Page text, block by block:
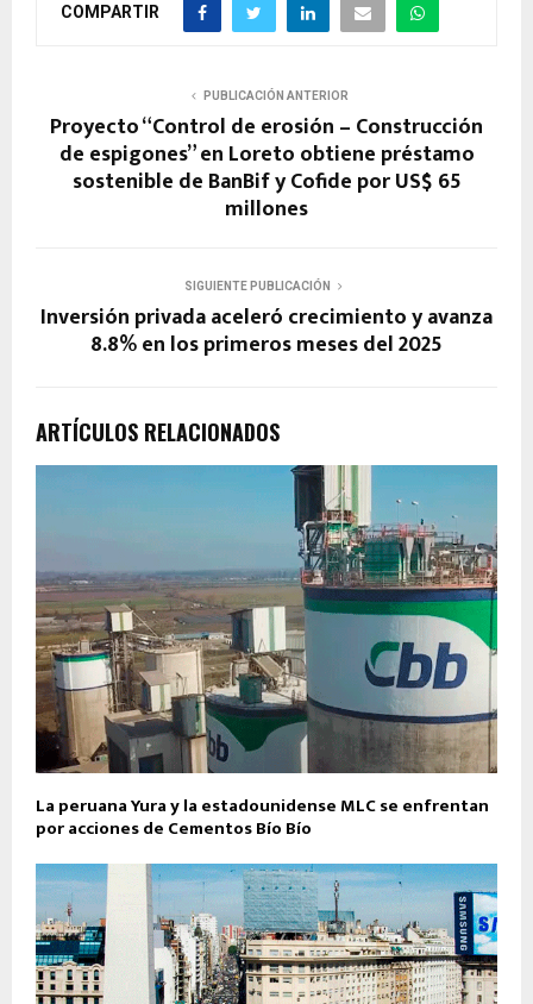
COMPARTIR
PUBLICACIÓN ANTERIOR
Proyecto “Control de erosión – Construcción
de espigones” en Loreto obtiene préstamo
sostenible de BanBif y Cofide por US$ 65
millones
SIGUIENTE PUBLICACIÓN
Inversión privada aceleró crecimiento y avanza
8.8% en los primeros meses del 2025
ARTÍCULOS RELACIONADOS
La peruana Yura y la estadounidense MLC se enfrentan
por acciones de Cementos Bío Bío